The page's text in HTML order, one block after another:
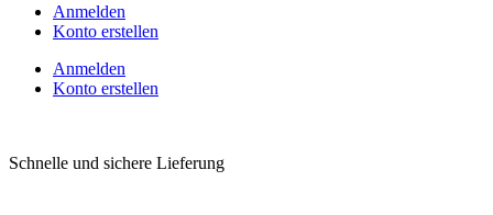
Anmelden
Konto erstellen
Anmelden
Konto erstellen
Schnelle und sichere Lieferung